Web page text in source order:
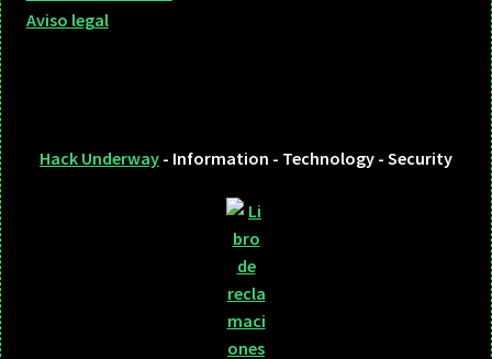
Aviso legal
Hack Underway - Information - Technology - Security